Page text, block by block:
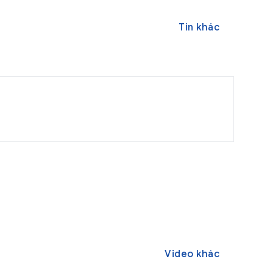
Tin khác
Video khác